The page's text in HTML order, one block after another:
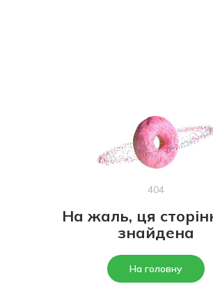
404
На жаль, ця
знайдена
На головну